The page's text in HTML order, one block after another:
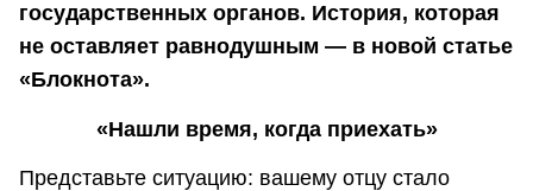
государственных органов. История, которая
не оставляет равнодушным — в новой статье
«Блокнота».
«Нашли время, когда приехать»
Представьте ситуацию: вашему отцу стало